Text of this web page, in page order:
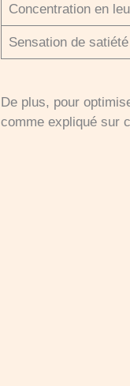
Concentration en
Sensation de satiété
De plus, pour
comme expliqué sur